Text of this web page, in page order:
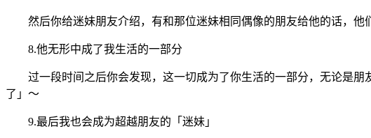
然后你给迷妹朋友介绍，有和那位迷妹相同偶像的朋友给他的话，他
8.他无形中成了我生活的一部分
过一段时间之后你会发现，这一切成为了你生活的一部分，无论是朋
了」～
9.最后我也会成为超越朋友的「迷妹」